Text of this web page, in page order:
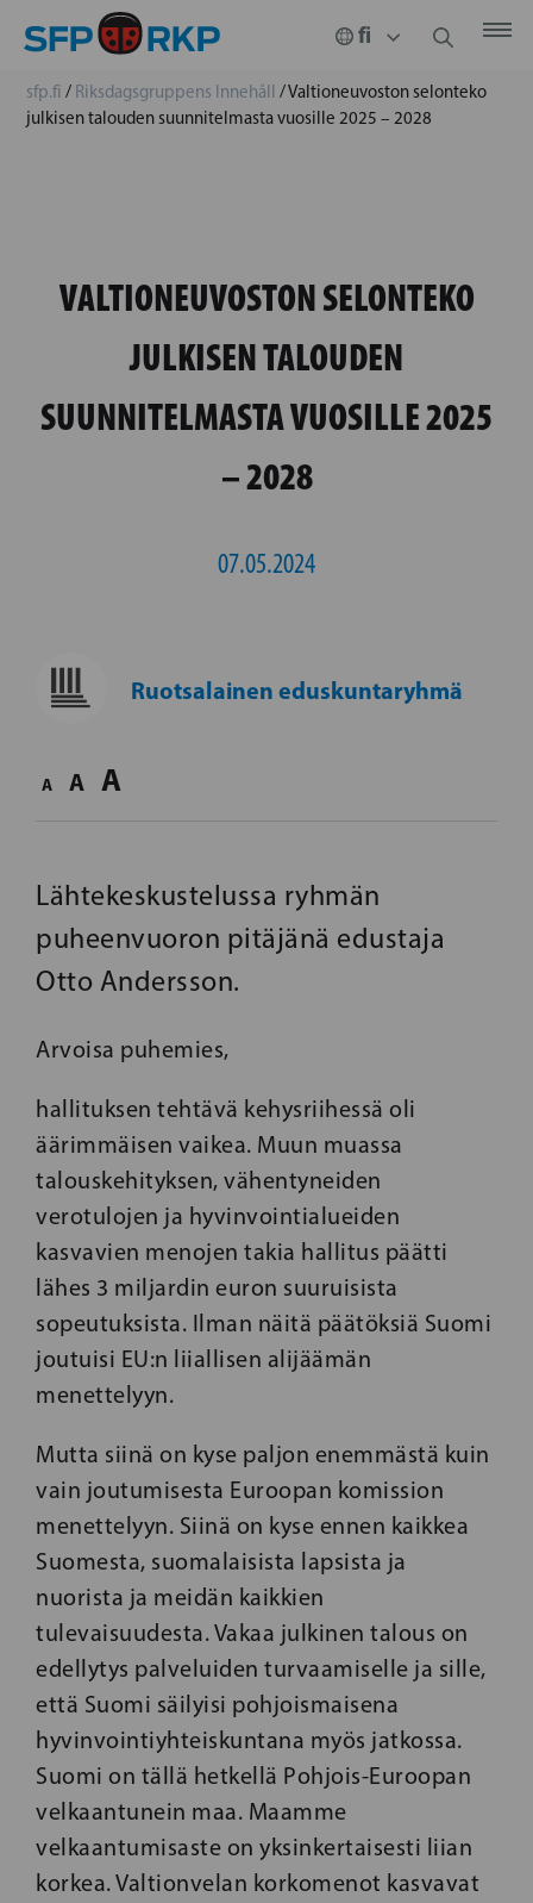
sfp.fi / Riksdagsgruppens Innehåll /Valtioneuvoston selonteko
julkisen talouden suunnitelmasta vuosille 2025 – 2028
VALTIONEUVOSTON SELONTEKO
JULKISEN TALOUDEN
SUUNNITELMASTA VUOSILLE 2025
– 2028
07.05.2024
Ruotsalainen eduskuntaryhmä
A A A
Lähtekeskustelussa ryhmän
puheenvuoron pitäjänä edustaja
Otto Andersson.
Arvoisa puhemies,
hallituksen tehtävä kehysriihessä oli
äärimmäisen vaikea. Muun muassa
talouskehityksen, vähentyneiden
verotulojen ja hyvinvointialueiden
kasvavien menojen takia hallitus päätti
lähes 3 miljardin euron suuruisista
sopeutuksista. Ilman näitä päätöksiä Suomi
joutuisi EU:n liiallisen alijäämän
menettelyyn.
Mutta siinä on kyse paljon enemmästä kuin
vain joutumisesta Euroopan komission
menettelyyn. Siinä on kyse ennen kaikkea
Suomesta, suomalaisista lapsista ja
nuorista ja meidän kaikkien
tulevaisuudesta. Vakaa julkinen talous on
edellytys palveluiden turvaamiselle ja sille,
että Suomi säilyisi pohjoismaisena
hyvinvointiyhteiskuntana myös jatkossa.
Suomi on tällä hetkellä Pohjois-Euroopan
velkaantunein maa. Maamme
velkaantumisaste on yksinkertaisesti liian
korkea. Valtionvelan korkomenot kasvavat